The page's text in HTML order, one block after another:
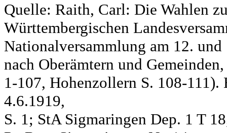
Quelle: Raith, Carl: Die Wahlen
Württembergischen
Nationalversammlung am 12. und
nach Oberämtern und
1-107, Hohenzollern S. 108-
4.6.1919,
S. 1; StA Sigmaringen Dep. 1 T